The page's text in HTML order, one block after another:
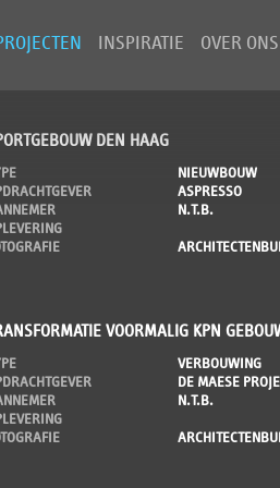
INSPIRATIE OVER ONS
DEN HAAG
NIEUWBOUW
ASPRESSO
N.T.B.
VOORMALIG KPN
VERBOUWING
DE MAESE
N.T.B.